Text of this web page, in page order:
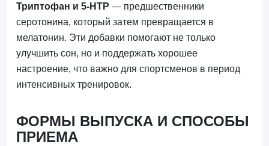
Триптофан и 5-HTP — предшественники
серотонина, который затем превращается в
мелатонин. Эти добавки помогают не только
улучшить сон, но и поддержать хорошее
настроение, что важно для спортсменов в период
интенсивных тренировок.
ФОРМЫ ВЫПУСКА И СПОСОБЫ
ПРИЕМА